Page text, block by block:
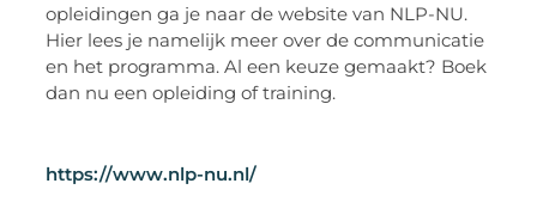
opleidingen ga je naar de website van NLP-NU.
Hier lees je namelijk meer over de communicatie
en het programma. Al een keuze gemaakt? Boek
dan nu een opleiding of training.
https://www.nlp-nu.nl/